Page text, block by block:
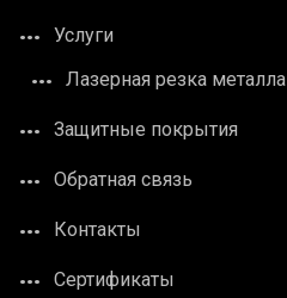
Услуги
Лазерная резка металла
Защитные покрытия
Обратная связь
Контакты
Сертификаты